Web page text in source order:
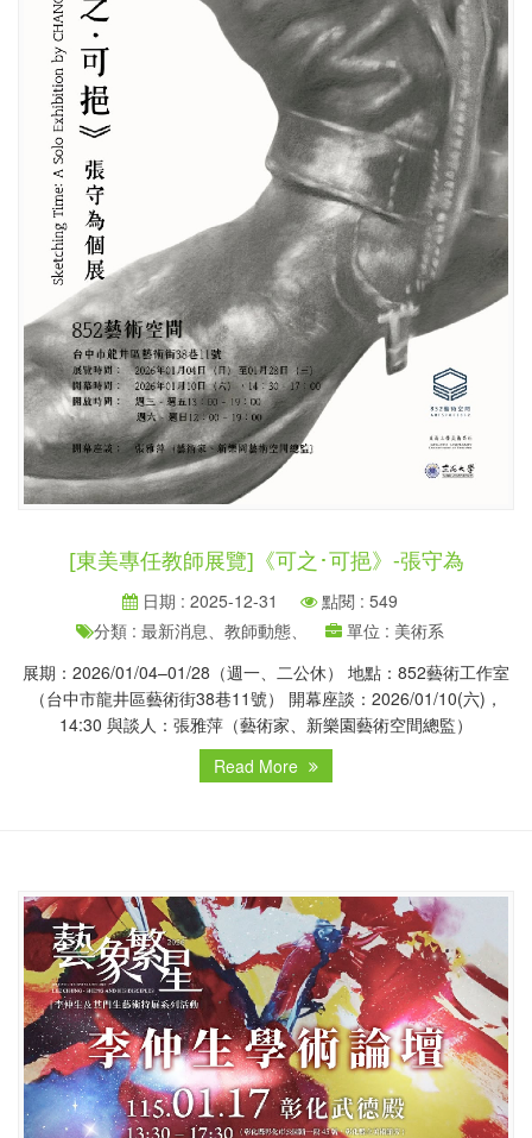
[東美專任教師展覽]《可之･可挹》-張守為
日期 : 2025-12-31
點閱 : 549
分類 : 最新消息、教師動態、
單位 : 美術系
展期：2026/01/04–01/28（週一、二公休） 地點：852藝術工作室
（台中市龍井區藝術街38巷11號） 開幕座談：2026/01/10(六)，
14:30 與談人：張雅萍（藝術家、新樂園藝術空間總監）
Read More